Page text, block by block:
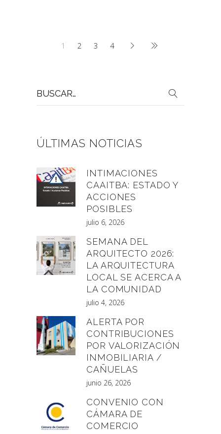
1 2 3 4
por:
ÚLTIMAS NOTICIAS
INTIMACIONES
CAAITBA: ESTADO Y
ACCIONES
POSIBLES
julio 6, 2026
SEMANA DEL
ARQUITECTO 2026:
LA ARQUITECTURA
LOCAL SE ACERCA A
LA COMUNIDAD
julio 4, 2026
ALERTA POR
CONTRIBUCIONES
POR VALORIZACIÓN
INMOBILIARIA /
CAÑUELAS
junio 26, 2026
CONVENIO CON
CÁMARA DE
COMERCIO